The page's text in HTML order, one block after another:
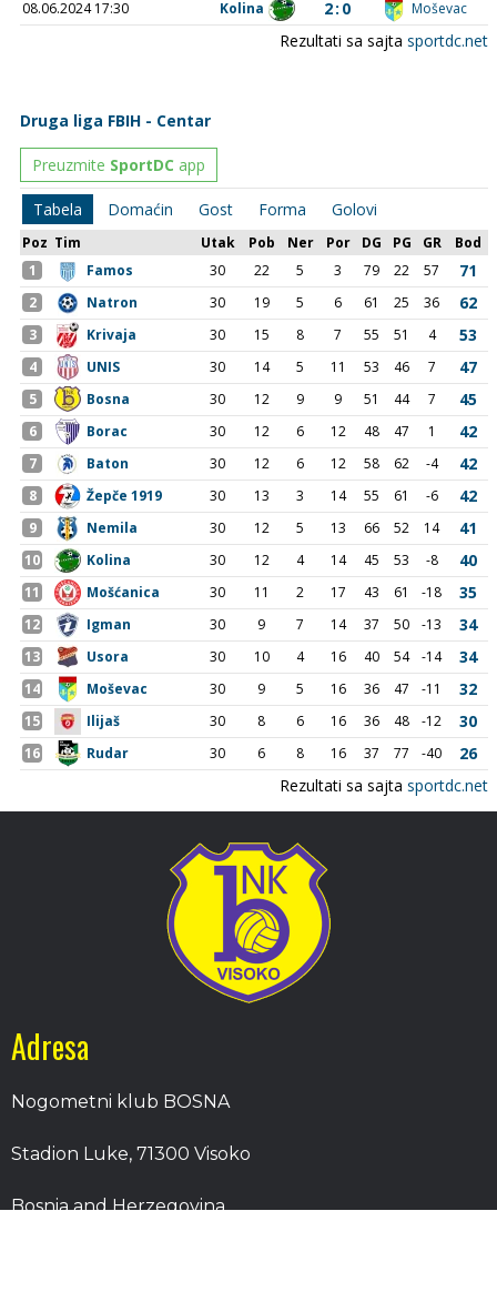
Adresa
Nogometni klub BOSNA
Stadion Luke, 71300 Visoko
Bosnia and Herzegovina